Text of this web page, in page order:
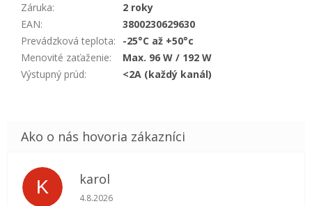
Záruka:
2 roky
EAN:
3800230629630
Prevádzková teplota:
-25°C až +50°c
Menovité zaťaženie:
Max. 96 W / 192 W
Výstupný prúd: <2A (každý kanál)
K karol
Hodnotenie obchodu je 5 z 5 hviezdičiek.
4.8.2026